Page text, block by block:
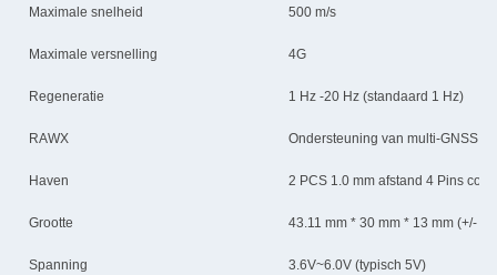
Maximale snelheid 500 m/s
Maximale versnelling 4G
Regeneratie 1 Hz -20 Hz (standaard 1 Hz)
RAWX Ondersteuning van multi-GNSS
Haven 2 PCS 1.0 mm afstand 4 Pins
Grootte 43.11 mm * 30 mm * 13 mm (+/-
Spanning 3.6V~6.0V (typisch 5V)